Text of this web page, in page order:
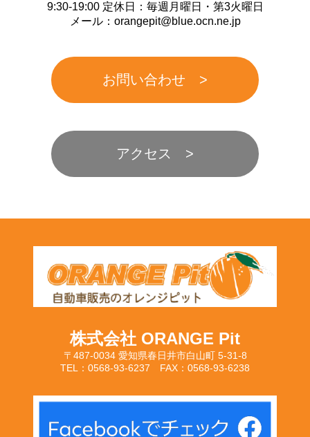
9:30-19:00 定休日：毎週月曜日・第3火曜日
メール：orangepit@blue.ocn.ne.jp
お問い合わせ
アクセス
株式会社 ORANGE Pit
〒487-0034 愛知県春日井市白山町 5-31-8
TEL：0568-93-6237 FAX：0568-93-6238